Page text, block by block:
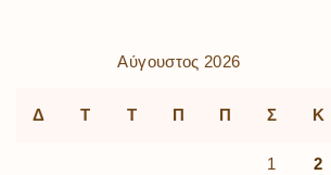
Αύγουστος 2026
Δ Τ Τ Π Π Σ Κ
1 2